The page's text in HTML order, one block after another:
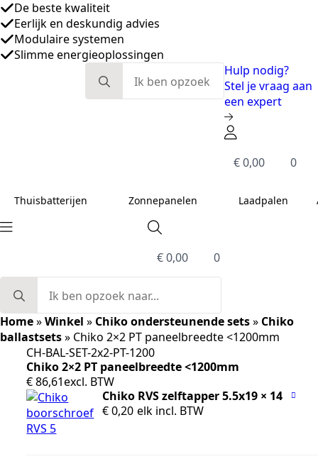
Eerlijk en deskundig advies
Modulaire systemen
Slimme energieoplossingen
De beste kwaliteit
for:
Hulp nodig?
Stel je vraag aan
een expert
€0,00 0
Thuisbatterijen Zonnepanelen Laadpalen
€0,00
0
for:
Home»Winkel » Chiko ondersteunende sets» Chiko
ballastsets» Chiko 2×2 PT paneelbreedte <1200mm
CH-BAL-SET-2x2-PT-1200
Chiko 2×2 PT paneelbreedte <1200mm
€86,61excl. BTW
Chiko RVS zelftapper 5.5x19 × 14
€0,20 elk incl. BTW